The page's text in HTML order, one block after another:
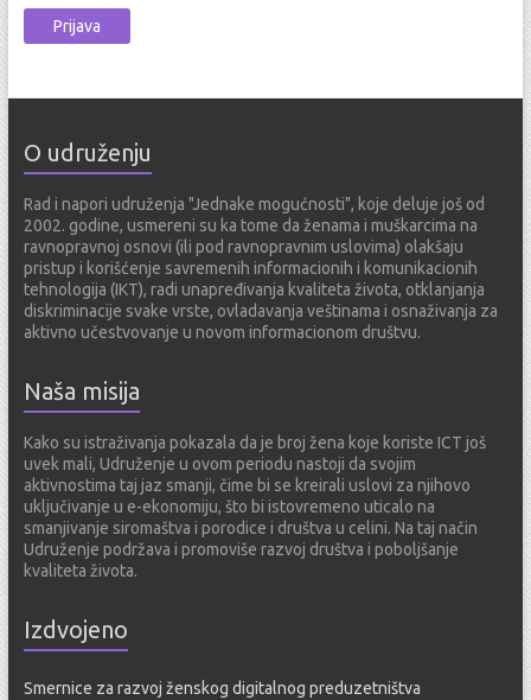
a
i
a
r
s
a
O udruženju
Rad i napori udruženja "Jednake mogućnosti", koje deluje još od
2002. godine, usmereni su ka tome da ženama i muškarcima na
ravnopravnoj osnovi (ili pod ravnopravnim uslovima) olakšaju
pristup i korišćenje savremenih informacionih i komunikacionih
tehnologija (IKT), radi unapređivanja kvaliteta života, otklanjanja
diskriminacije svake vrste, ovladavanja veštinama i osnaživanja za
aktivno učestvovanje u novom informacionom društvu.
Naša misija
Kako su istraživanja pokazala da je broj žena koje koriste ICT još
uvek mali, Udruženje u ovom periodu nastoji da svojim
aktivnostima taj jaz smanji, čime bi se kreirali uslovi za njihovo
uključivanje u e-ekonomiju, što bi istovremeno uticalo na
smanjivanje siromaštva i porodice i društva u celini. Na taj način
Udruženje podržava i promoviše razvoj društva i poboljšanje
kvaliteta života.
Izdvojeno
Smernice za razvoj ženskog digitalnog preduzetništva